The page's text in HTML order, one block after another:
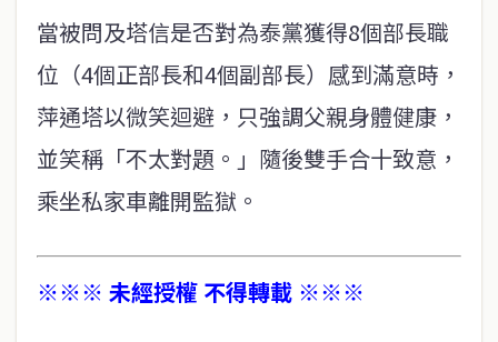
當被問及塔信是否對為泰黨獲得8個部長職
位（4個正部長和4個副部長）感到滿意時，
萍通塔以微笑迴避，只強調父親身體健康，
並笑稱「不太對題。」隨後雙手合十致意，
乘坐私家車離開監獄。
※※※ 未經授權 不得轉載 ※※※